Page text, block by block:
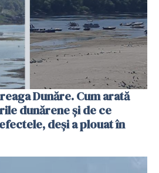
Dunăre. Cum arată
dunărene și de ce
deși a plouat în